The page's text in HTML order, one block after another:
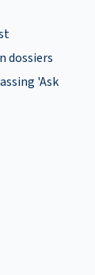
dossiers
'Ask